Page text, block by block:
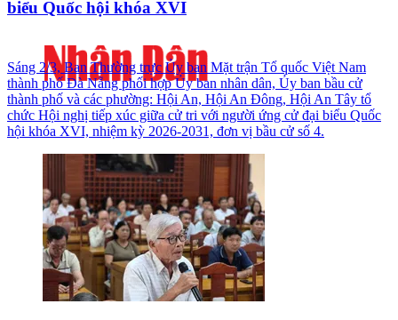
biểu Quốc hội khóa XVI
Sáng 2/3, Ban Thường trực Ủy ban Mặt trận Tổ quốc Việt Nam
thành phố Đà Nẵng phối hợp Ủy ban nhân dân, Ủy ban bầu cử
thành phố và các phường: Hội An, Hội An Đông, Hội An Tây tổ
chức Hội nghị tiếp xúc giữa cử tri với người ứng cử đại biểu Quốc
hội khóa XVI, nhiệm kỳ 2026-2031, đơn vị bầu cử số 4.